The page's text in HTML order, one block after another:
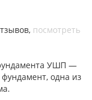
посмотреть
УШП —
одна из